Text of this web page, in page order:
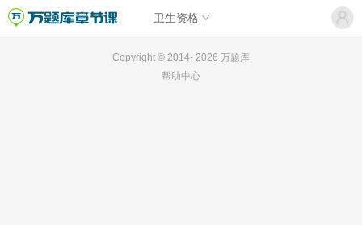
卫生资格
Copyright © 2014- 2026 万题库
帮助中心